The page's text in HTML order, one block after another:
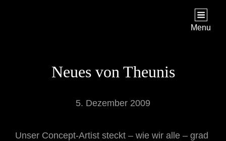
Menu
Neues von Theunis
5. Dezember 2009
Unser Concept-Artist steckt – wie wir alle – grad